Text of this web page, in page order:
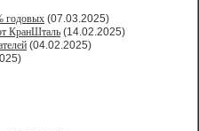
годовых (07.03.2025)
КранШталь (14.02.2025)
(04.02.2025)